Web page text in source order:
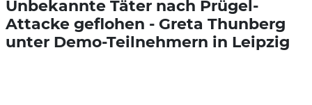
Unbekannte Täter nach Prügel-
Attacke geflohen - Greta Thunberg
unter Demo-Teilnehmern in Leipzig